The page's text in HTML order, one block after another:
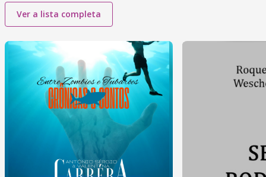
Ver a lista completa